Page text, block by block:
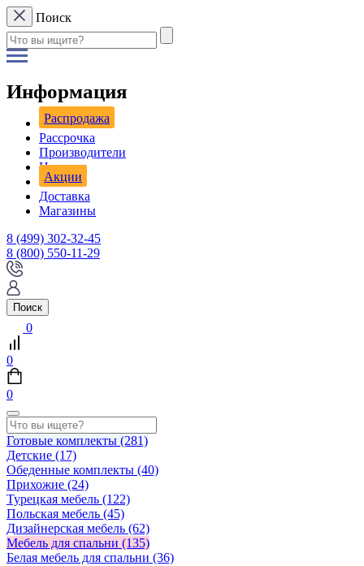
Поиск
Информация
Распродажа
Рассрочка
Производители
Новости
Акции
Доставка
Магазины
8 (499) 302-32-45
8 (800) 550-11-29
Поиск
0
0
0
Готовые комплекты (281)
Детские (17)
Обеденные комплекты (40)
Прихожие (24)
Турецкая мебель (122)
Польская мебель (45)
Дизайнерская мебель (62)
Мебель для спальни (135)
Белая мебель для спальни (36)